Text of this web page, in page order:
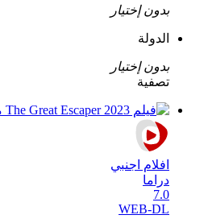
بدون إختيار
الدولة
بدون إختيار
تصفية
افلام اجنبي
دراما
7.0
WEB-DL